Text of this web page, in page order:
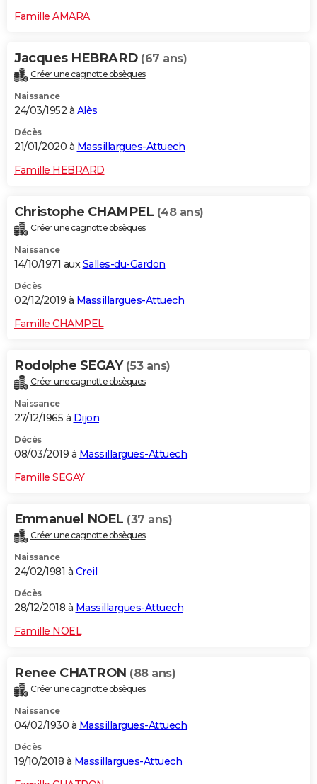
Famille AMARA
Jacques HEBRARD (67 ans)
Créer une cagnotte obsèques
Naissance
24/03/1952 à Alès
Décès
21/01/2020 à Massillargues-Attuech
Famille HEBRARD
Christophe CHAMPEL (48 ans)
Créer une cagnotte obsèques
Naissance
14/10/1971 auxSalles-du-Gardon
Décès
02/12/2019 à Massillargues-Attuech
Famille CHAMPEL
Rodolphe SEGAY (53 ans)
Créer une cagnotte obsèques
Naissance
27/12/1965 à Dijon
Décès
08/03/2019 à Massillargues-Attuech
Famille SEGAY
Emmanuel NOEL (37 ans)
Créer une cagnotte obsèques
Naissance
24/02/1981 à Creil
Décès
28/12/2018 à Massillargues-Attuech
Famille NOEL
Renee CHATRON (88 ans)
Créer une cagnotte obsèques
Naissance
04/02/1930 à Massillargues-Attuech
Décès
19/10/2018 à Massillargues-Attuech